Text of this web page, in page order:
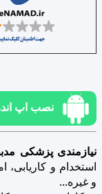
نصب اپ
نیازمندی پزشکی
استخدام و
و غیره...